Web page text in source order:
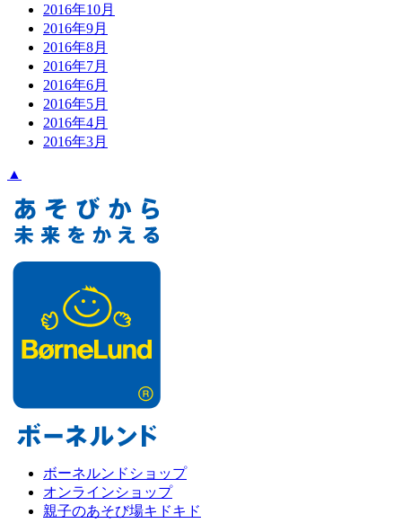
2016年10月
2016年9月
2016年8月
2016年7月
2016年6月
2016年5月
2016年4月
2016年3月
▲
ボーネルンドショップ
オンラインショップ
親子のあそび場キドキド